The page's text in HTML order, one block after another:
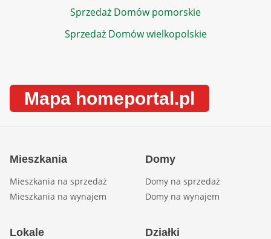
Sprzedaż Domów pomorskie
Sprzedaż Domów wielkopolskie
Mapa homeportal.pl
Mieszkania
Mieszkania na sprzedaż
Mieszkania na wynajem
Domy
Domy na sprzedaż
Domy na wynajem
Lokale Działki